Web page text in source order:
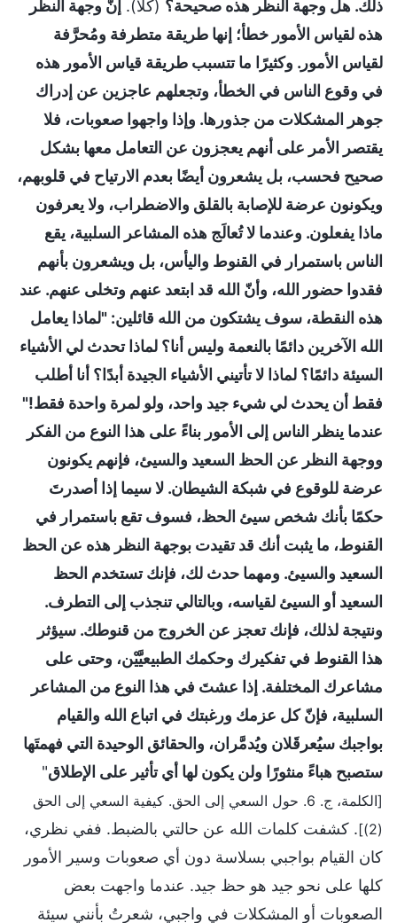
ذلك. هل وجهة النظر هذه صحيحة؟ (كلا). إنّ وجهة النظر
هذه لقياس الأمور خطأ؛ إنها طريقة متطرفة ومُحرَّفة
لقياس الأمور. وكثيرًا ما تتسبب طريقة قياس الأمور هذه
في وقوع الناس في الخطأ، وتجعلهم عاجزين عن إدراك
جوهر المشكلات من جذورها. وإذا واجهوا صعوبات، فلا
يقتصر الأمر على أنهم يعجزون عن التعامل معها بشكل
صحيح فحسب، بل يشعرون أيضًا بعدم الارتياح في قلوبهم،
ويكونون عرضة للإصابة بالقلق والاضطراب، ولا يعرفون
ماذا يفعلون. وعندما لا تُعالَج هذه المشاعر السلبية، يقع
الناس باستمرار في القنوط واليأس، بل ويشعرون بأنهم
فقدوا حضور الله، وأنّ الله قد ابتعد عنهم وتخلى عنهم. عند
هذه النقطة، سوف يشتكون من الله قائلين: "لماذا يعامل
الله الآخرين دائمًا بالنعمة وليس أنا؟ لماذا تحدث لي الأشياء
السيئة دائمًا؟ لماذا لا تأتيني الأشياء الجيدة أبدًا؟ أنا أطلب
فقط أن يحدث لي شيء جيد واحد، ولو لمرة واحدة فقط!"
عندما ينظر الناس إلى الأمور بناءً على هذا النوع من الفكر
ووجهة النظر عن الحظ السعيد والسيئ، فإنهم يكونون
عرضة للوقوع في شبكة الشيطان. لا سيما إذا أصدرتَ
حكمًا بأنك شخص سيئ الحظ، فسوف تقع باستمرار في
القنوط، ما يثبت أنك قد تقيدت بوجهة النظر هذه عن الحظ
السعيد والسيئ. ومهما حدث لك، فإنك تستخدم الحظ
السعيد أو السيئ لقياسه، وبالتالي تنجذب إلى التطرف.
ونتيجة لذلك، فإنك تعجز عن الخروج من قنوطك. سيؤثر
هذا القنوط في تفكيرك وحكمك الطبيعيَّيْن، وحتى على
مشاعرك المختلفة. إذا عشتَ في هذا النوع من المشاعر
السلبية، فإنّ كل عزمك ورغبتك في اتباع الله والقيام
بواجبك سيُعرقَلان ويُدمَّران، والحقائق الوحيدة التي فهمتَها
ستصبح هباءً منثورًا ولن يكون لها أي تأثير على الإطلاق"
[الكلمة، ج. 6. حول السعي إلى الحق. كيفية السعي إلى الحق
(2)]
. كشفت كلمات الله عن حالتي بالضبط. ففي نظري،
كان القيام بواجبي بسلاسة دون أي صعوبات وسير الأمور
كلها على نحو جيد هو حظ جيد. عندما واجهت بعض
الصعوبات أو المشكلات في واجبي، شعرتُ بأنني سيئة